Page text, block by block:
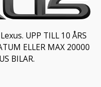
UPP TILL 10 ÅRS
ELLER MAX 20000
BILAR.